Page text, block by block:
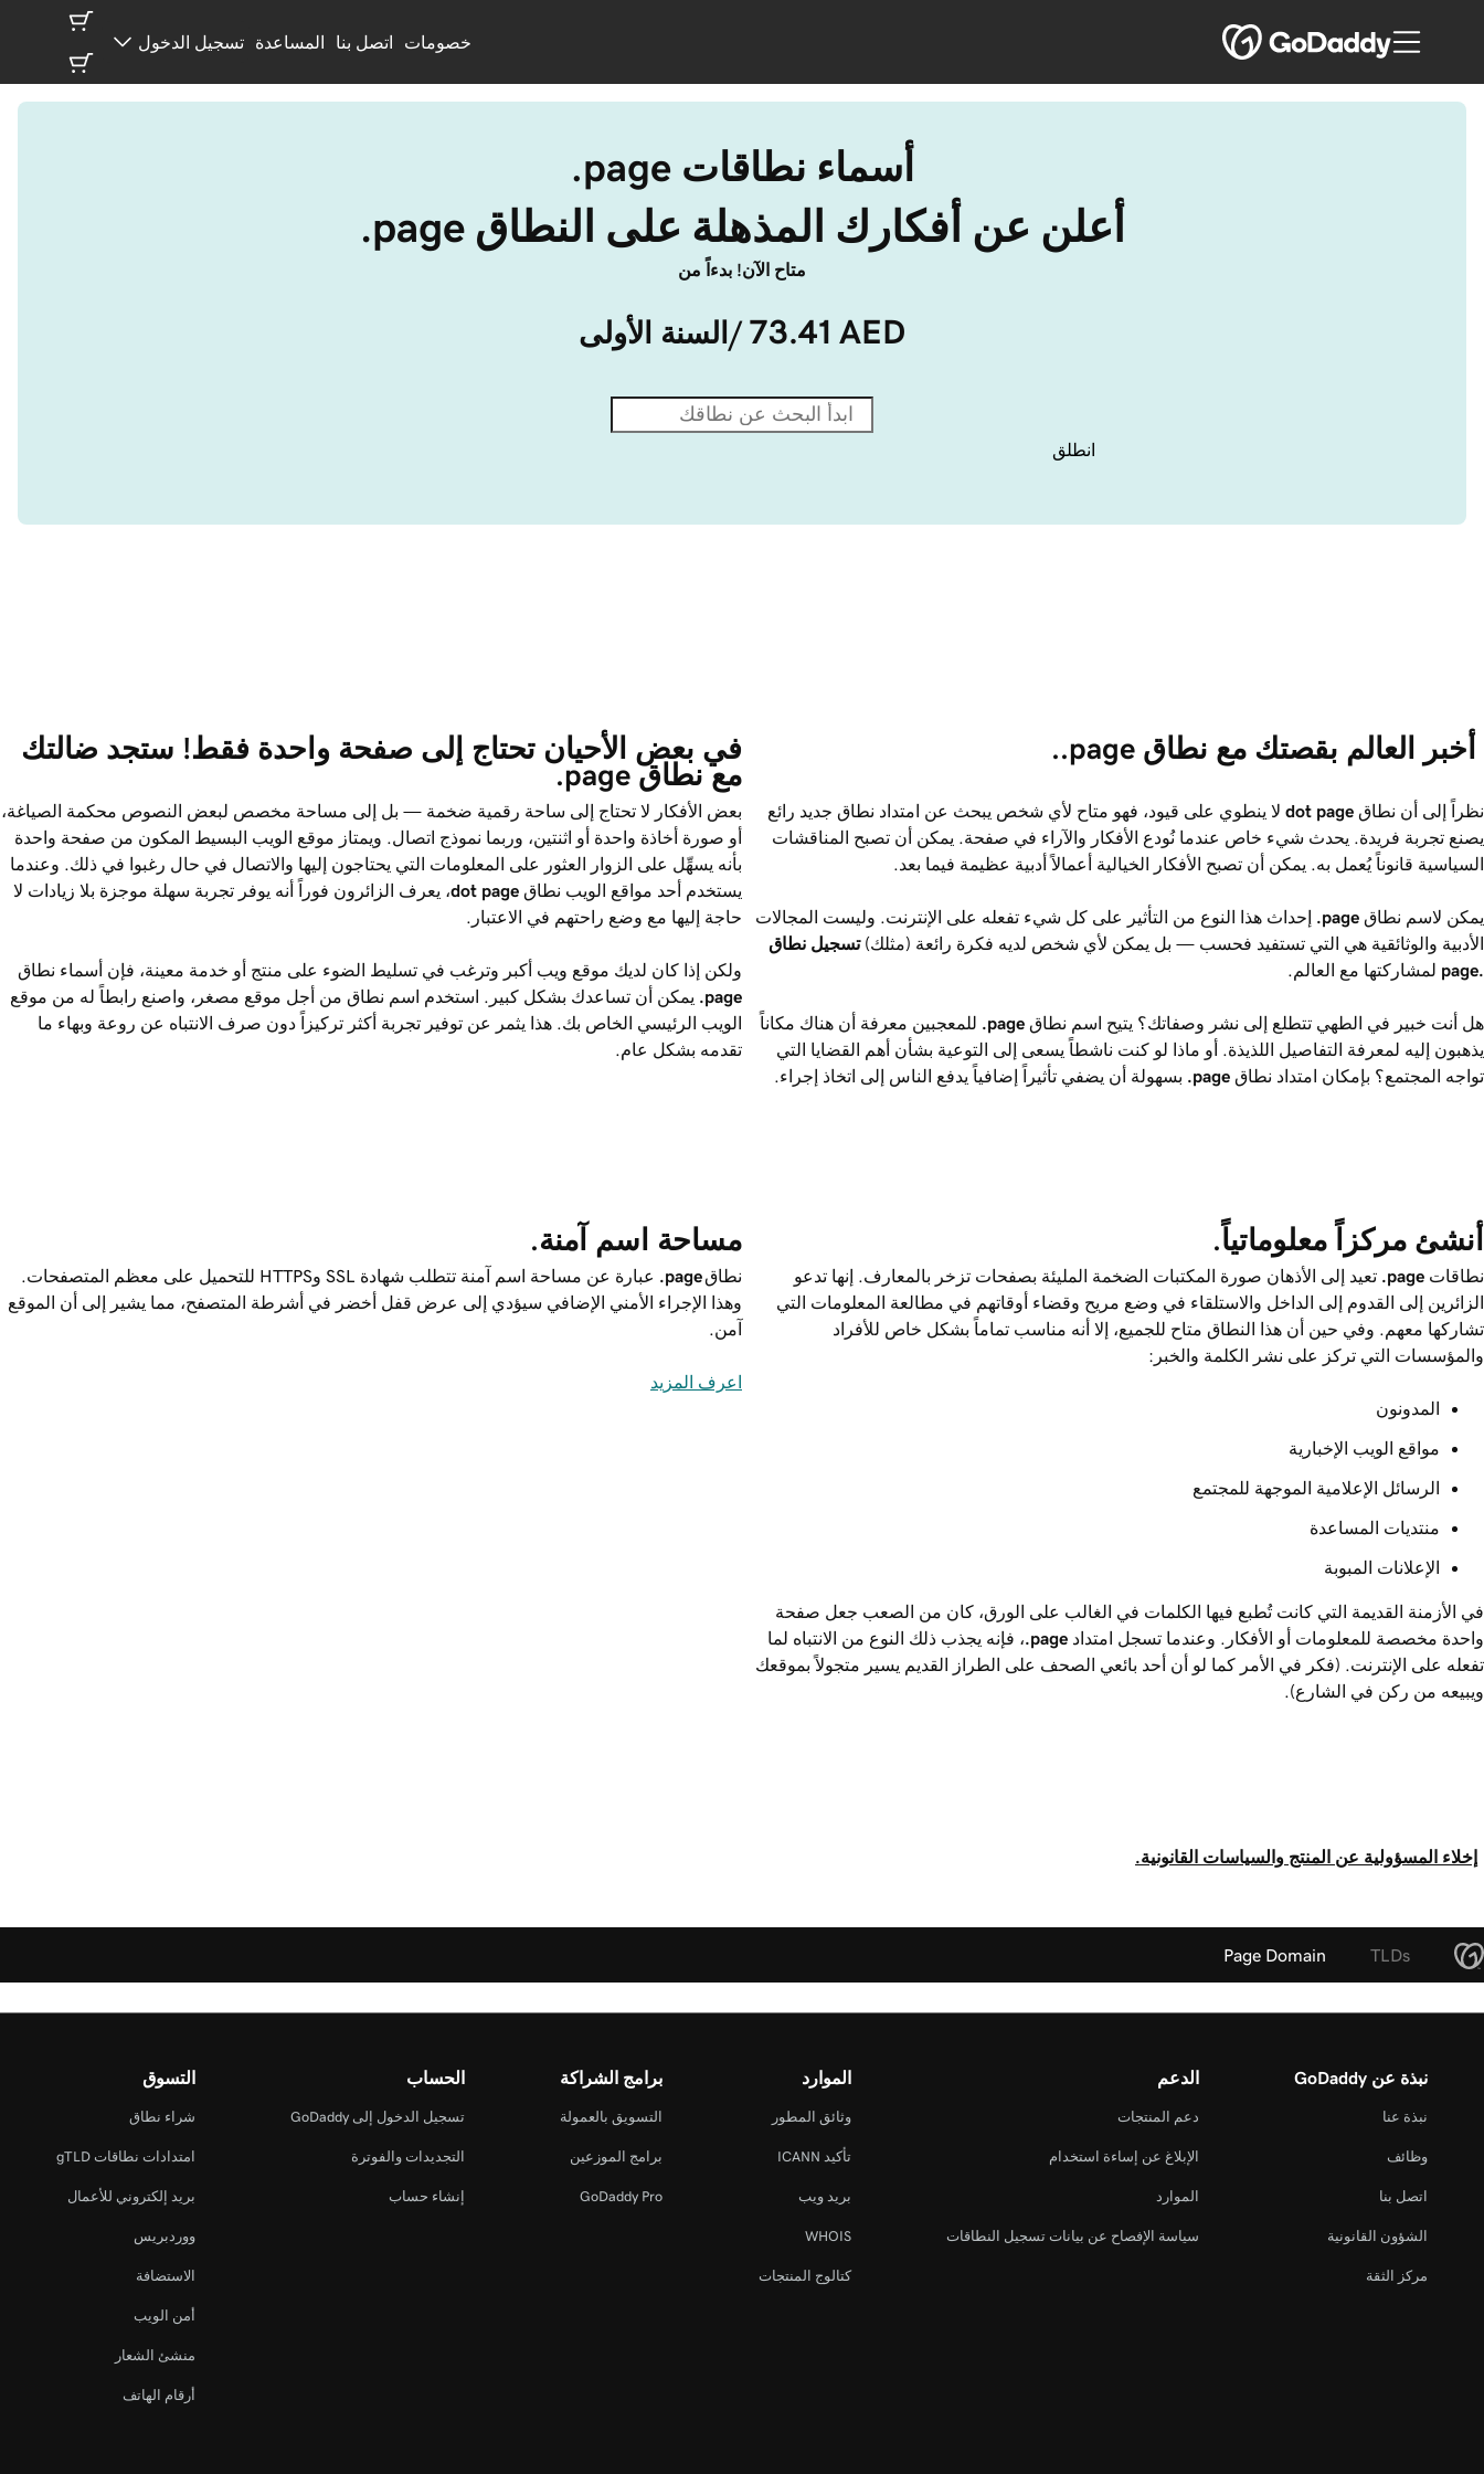
خصومات اتصل بنا المساعدة تسجيل الدخول
أسماء نطاقات ‎.page
أعلن عن أفكارك المذهلة على النطاق ‎.page
متاح الآن! بدءاً من
73.41 AED /السنة الأولى
انطلق
نظراً إلى أن نطاق ‎ dot page لا ينطوي على قيود، فهو متاح لأي شخص يبحث عن امتداد نطاق جديد رائع
يصنع تجربة فريدة. يحدث شيء خاص عندما نُودع الأفكار والآراء في صفحة. يمكن أن تصبح المناقشات
السياسية قانوناً يُعمل به. يمكن أن تصبح الأفكار الخيالية أعمالاً أدبية عظيمة فيما بعد.
يمكن لاسم نطاق ‎ .page إحداث هذا النوع من التأثير على كل شيء تفعله على الإنترنت. وليست المجالات
الأدبية والوثائقية هي التي تستفيد فحسب — بل يمكن لأي شخص لديه فكرة رائعة (مثلك)تسجيل نطاق
.page
لمشاركتها مع العالم.
هل أنت خبير في الطهي تتطلع إلى نشر وصفاتك؟ يتيح اسم نطاق ‎ .page للمعجبين معرفة أن هناك مكاناً
يذهبون إليه لمعرفة التفاصيل اللذيذة. أو ماذا لو كنت ناشطاً يسعى إلى التوعية بشأن أهم القضايا التي
تواجه المجتمع؟ بإمكان امتداد نطاق ‎ .page بسهولة أن يضفي تأثيراً إضافياً يدفع الناس إلى اتخاذ إجراء.
في بعض الأحيان تحتاج إلى صفحة واحدة فقط! ستجد ضالتك
مع نطاق ‎.page
بعض الأفكار لا تحتاج إلى ساحة رقمية ضخمة — بل إلى مساحة مخصص لبعض النصوص محكمة الصياغة،
أو صورة أخاذة واحدة أو اثنتين، وربما نموذج اتصال. ويمتاز موقع الويب البسيط المكون من صفحة واحدة
بأنه يسهِّل على الزوار العثور على المعلومات التي يحتاجون إليها والاتصال في حال رغبوا في ذلك. وعندما
يستخدم أحد مواقع الويب نطاق
dot page
، يعرف الزائرون فوراً أنه يوفر تجربة سهلة موجزة بلا زيادات لا
حاجة إليها مع وضع راحتهم في الاعتبار.
ولكن إذا كان لديك موقع ويب أكبر وترغب في تسليط الضوء على منتج أو خدمة معينة، فإن أسماء نطاق
.page يمكن أن تساعدك بشكل كبير. استخدم اسم نطاق من أجل موقع مصغر، واصنع رابطاً له من موقع
الويب الرئيسي الخاص بك. هذا يثمر عن توفير تجربة أكثر تركيزاً دون صرف الانتباه عن روعة وبهاء ما
تقدمه بشكل عام.
أنشئ مركزاً معلوماتياً.
نطاقات ‎ .page تعيد إلى الأذهان صورة المكتبات الضخمة المليئة بصفحات تزخر بالمعارف. إنها تدعو
الزائرين إلى القدوم إلى الداخل والاستلقاء في وضع مريح وقضاء أوقاتهم في مطالعة المعلومات التي
تشاركها معهم. وفي حين أن هذا النطاق متاح للجميع، إلا أنه مناسب تماماً بشكل خاص للأفراد
والمؤسسات التي تركز على نشر الكلمة والخبر:
المدونون
مواقع الويب الإخبارية
الرسائل الإعلامية الموجهة للمجتمع
منتديات المساعدة
الإعلانات المبوبة
في الأزمنة القديمة التي كانت تُطبع فيها الكلمات في الغالب على الورق، كان من الصعب جعل صفحة
واحدة مخصصة للمعلومات أو الأفكار. وعندما تسجل امتداد ‎ .page، فإنه يجذب ذلك النوع من الانتباه لما
تفعله على الإنترنت. (فكر في الأمر كما لو أن أحد بائعي الصحف على الطراز القديم يسير متجولاً بموقعك
ويبيعه من ركن في الشارع).
مساحة اسم آمنة.
نطاق ‎.page
عبارة عن مساحة اسم آمنة تتطلب شهادة SSL وHTTPS للتحميل على معظم المتصفحات.
وهذا الإجراء الأمني الإضافي سيؤدي إلى عرض قفل أخضر في أشرطة المتصفح، مما يشير إلى أن الموقع
آمن.
اعرف المزيد
إخلاء المسؤولية عن المنتج والسياسات القانونية.
TLDs
Page Domain
نبذة عن GoDaddy
نبذة عنا
وظائف
اتصل بنا
الشؤون القانونية
مركز الثقة
الدعم
دعم المنتجات
الإبلاغ عن إساءة استخدام
الموارد
سياسة الإفصاح عن بيانات تسجيل النطاقات
الموارد
وثائق المطور
تأكيد ICANN
بريد ويب
WHOIS
كتالوج المنتجات
برامج الشراكة
التسويق بالعمولة
برامج الموزعين
GoDaddy Pro
الحساب
تسجيل الدخول إلى GoDaddy
التجديدات والفوترة
إنشاء حساب
التسوق
شراء نطاق
امتدادات نطاقات gTLD
بريد إلكتروني للأعمال
ووردبريس
الاستضافة
أمن الويب
منشئ الشعار
أرقام الهاتف